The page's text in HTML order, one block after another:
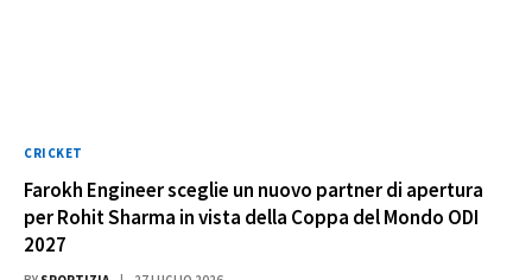
CRICKET
Farokh Engineer sceglie un nuovo partner di apertura
per Rohit Sharma in vista della Coppa del Mondo ODI
2027